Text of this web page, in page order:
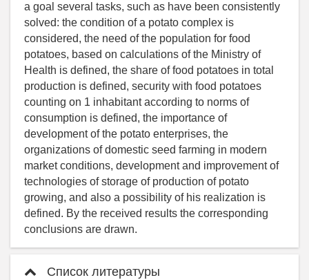
a goal several tasks, such as have been consistently
solved: the condition of a potato complex is
considered, the need of the population for food
potatoes, based on calculations of the Ministry of
Health is defined, the share of food potatoes in total
production is defined, security with food potatoes
counting on 1 inhabitant according to norms of
consumption is defined, the importance of
development of the potato enterprises, the
organizations of domestic seed farming in modern
market conditions, development and improvement of
technologies of storage of production of potato
growing, and also a possibility of his realization is
defined. By the received results the corresponding
conclusions are drawn.
Список литературы